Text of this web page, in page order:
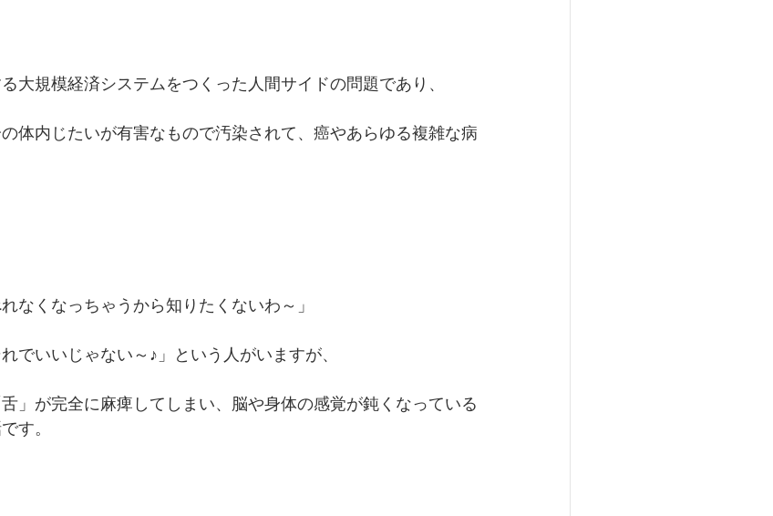
大規模経済システムをつくった人間サイドの問題であり、
体内じたいが有害なもので汚染されて、癌やあらゆる複雑な病
なくなっちゃうから知りたくないわ～」
でいいじゃない～♪」という人がいますが、
」が完全に麻痺してしまい、脳や身体の感覚が鈍くなっている
す。